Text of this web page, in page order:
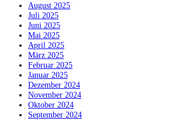
August 2025
Juli 2025
Juni 2025
Mai 2025
April 2025
März 2025
Februar 2025
Januar 2025
Dezember 2024
November 2024
Oktober 2024
September 2024